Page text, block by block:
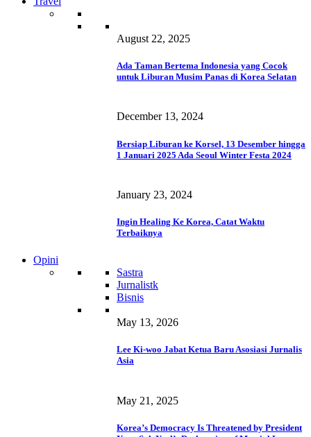
August 22, 2025
Ada Taman Bertema Indonesia yang Cocok
untuk Liburan Musim Panas di Korea Selatan
December 13, 2024
Bersiap Liburan ke Korsel, 13 Desember hingga
1 Januari 2025 Ada Seoul Winter Festa 2024
January 23, 2024
Ingin Healing Ke Korea, Catat Waktu
Terbaiknya
Opini
Sastra
Jurnalistk
Bisnis
May 13, 2026
Lee Ki-woo Jabat Ketua Baru Asosiasi Jurnalis
Asia
May 21, 2025
Korea’s Democracy Is Threatened by President